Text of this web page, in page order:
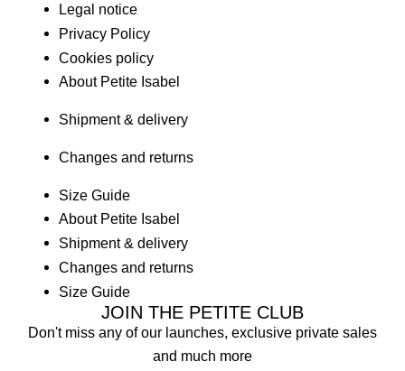
Legal notice
Privacy Policy
Cookies policy
About Petite Isabel
Shipment & delivery
Changes and returns
Size Guide
About Petite Isabel
Shipment & delivery
Changes and returns
Size Guide
JOIN THE PETITE CLUB
Don't miss any of our launches, exclusive private sales
and much more